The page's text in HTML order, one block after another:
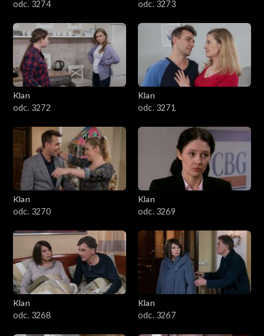
odc. 3274 odc. 3273
Klan
odc. 3272
Klan
odc. 3271
Klan
odc. 3270
Klan
odc. 3269
Klan
odc. 3268
Klan
odc. 3267